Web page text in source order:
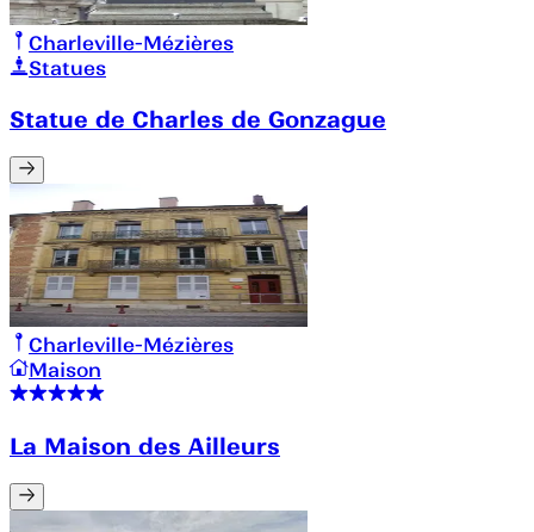
Charleville-Mézières
Statues
Statue de Charles de Gonzague
Charleville-Mézières
Maison
La Maison des Ailleurs